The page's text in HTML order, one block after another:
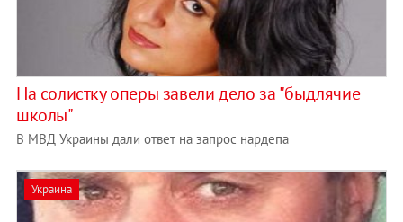
На солистку оперы завели дело за "быдлячие
школы"
В МВД Украины дали ответ на запрос нардепа
Украина